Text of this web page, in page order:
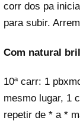
corr dos pa
para subir.
Com natural
10ª carr: 1
mesmo lugar, 1
repetir de * a *